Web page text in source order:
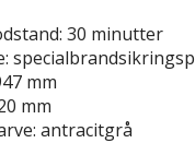
30 minutter
mm
mm
antracitgrå